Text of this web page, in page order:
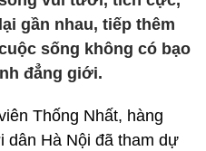
gần nhau, tiếp thêm
sống không có bạo
đẳng giới.
Thống Nhất, hàng
dân Hà Nội đã tham dự